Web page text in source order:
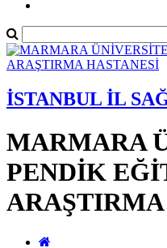
İSTANBUL İL
MARMARA
PENDİK